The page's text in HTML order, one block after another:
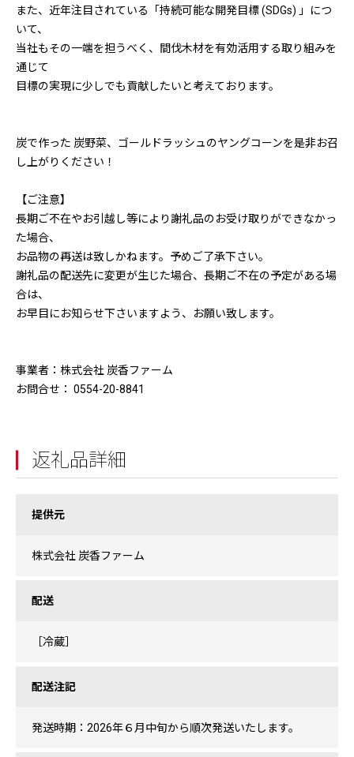
また、近年注目されている「持続可能な開発目標 (SDGs) 」につ
いて、
当社もその一端を担うべく、間伐木材を有効活用する取り組みを
通じて
目標の実現に少しでも貢献したいと考えております。
炭で作った 炭野菜、ゴールドラッシュのヤングコーンを是非お召
し上がりください！
【ご注意】
長期ご不在やお引越し等により謝礼品のお受け取りができなかっ
た場合、
お品物の再送は致しかねます。予めご了承下さい。
謝礼品の配送先に変更が生じた場合、長期ご不在の予定がある場
合は、
お早目にお知らせ下さいますよう、お願い致します。
事業者：株式会社 炭香ファーム
お問合せ： 0554-20-8841
返礼品詳細
提供元
株式会社 炭香ファーム
配送
［冷蔵］
配送注記
発送時期：2026年６月中旬から順次発送いたします。